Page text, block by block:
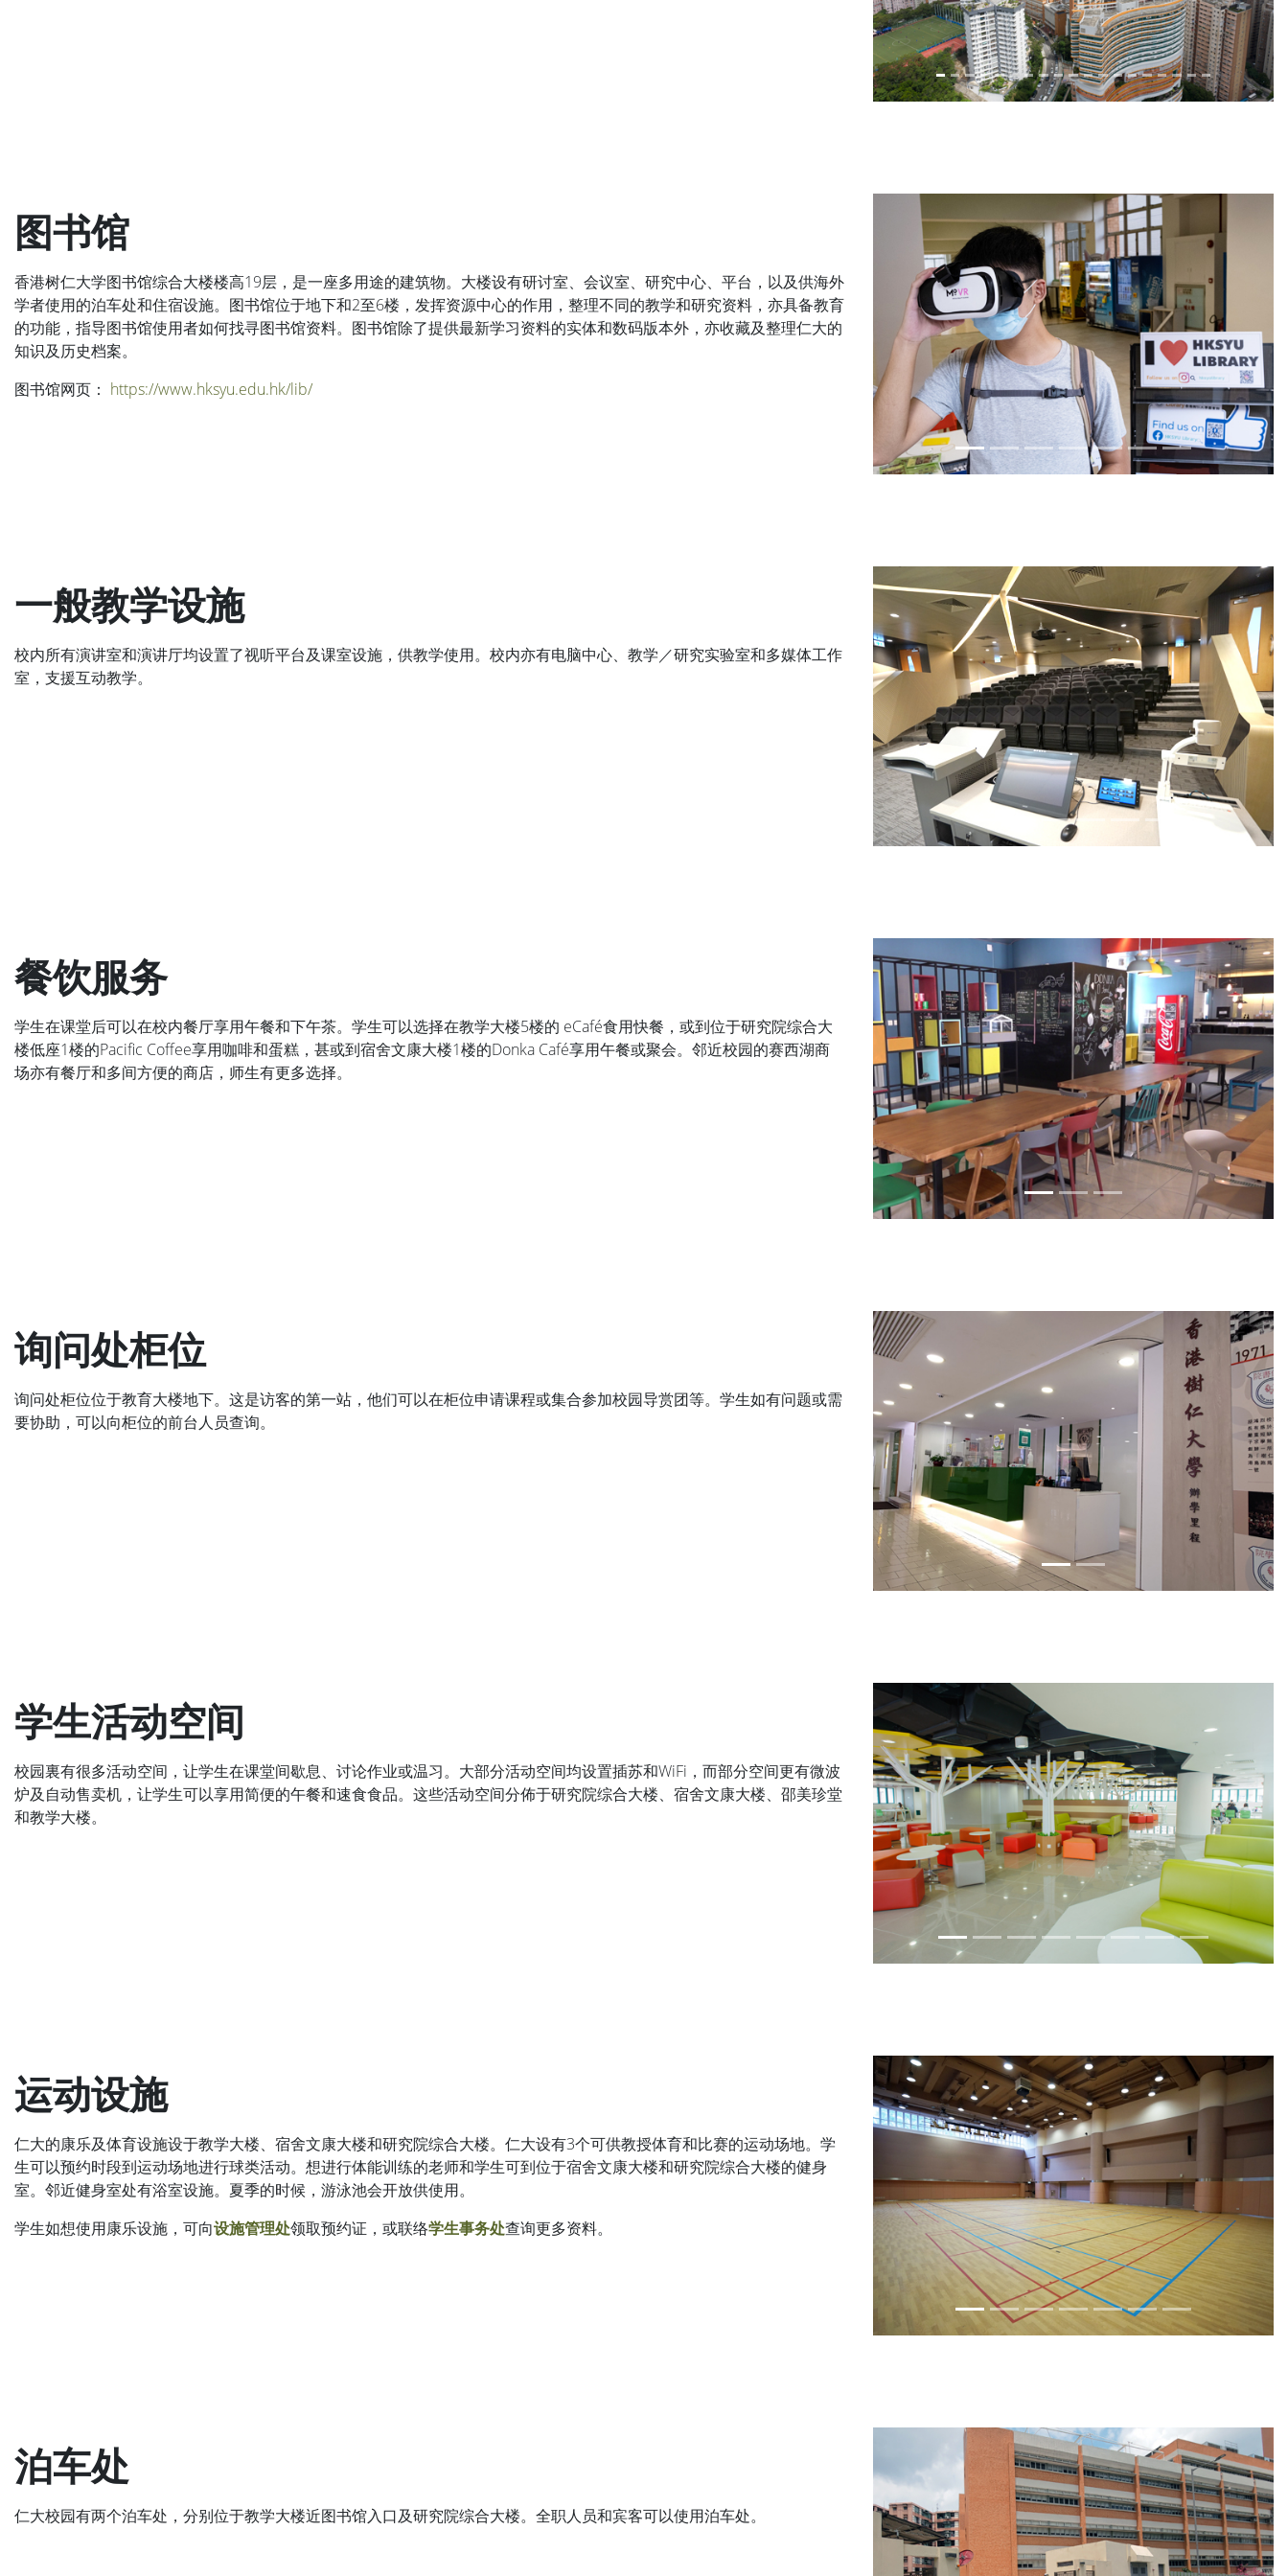
图书馆
香港树仁大学图书馆综合大楼楼高19层，是一座多用途的建筑物。大楼设有研讨室、会议室、研究中心、平台，以及供海外
学者使用的泊车处和住宿设施。图书馆位于地下和2至6楼，发挥资源中心的作用，整理不同的教学和研究资料，亦具备教育
的功能，指导图书馆使用者如何找寻图书馆资料。图书馆除了提供最新学习资料的实体和数码版本外，亦收藏及整理仁大的
知识及历史档案。
图书馆网页： https://www.hksyu.edu.hk/lib/
一般教学设施
校内所有演讲室和演讲厅均设置了视听平台及课室设施，供教学使用。校内亦有电脑中心、教学／研究实验室和多媒体工作
室，支援互动教学。
餐饮服务
学生在课堂后可以在校内餐厅享用午餐和下午茶。学生可以选择在教学大楼5楼的 eCafé食用快餐，或到位于研究院综合大
楼低座1楼的Pacific Coffee享用咖啡和蛋糕，甚或到宿舍文康大楼1楼的Donka Café享用午餐或聚会。邻近校园的赛西湖商
场亦有餐厅和多间方便的商店，师生有更多选择。
询问处柜位
询问处柜位位于教育大楼地下。这是访客的第一站，他们可以在柜位申请课程或集合参加校园导赏团等。学生如有问题或需
要协助，可以向柜位的前台人员查询。
学生活动空间
校园裏有很多活动空间，让学生在课堂间歇息、讨论作业或温习。大部分活动空间均设置插苏和WiFi，而部分空间更有微波
炉及自动售卖机，让学生可以享用简便的午餐和速食食品。这些活动空间分佈于研究院综合大楼、宿舍文康大楼、邵美珍堂
和教学大楼。
运动设施
仁大的康乐及体育设施设于教学大楼、宿舍文康大楼和研究院综合大楼。仁大设有3个可供教授体育和比赛的运动场地。学
生可以预约时段到运动场地进行球类活动。想进行体能训练的老师和学生可到位于宿舍文康大楼和研究院综合大楼的健身
室。邻近健身室处有浴室设施。夏季的时候，游泳池会开放供使用。
学生如想使用康乐设施，可向设施管理处领取预约证，或联络学生事务处查询更多资料。
泊车处
仁大校园有两个泊车处，分别位于教学大楼近图书馆入口及研究院综合大楼。全职人员和宾客可以使用泊车处。